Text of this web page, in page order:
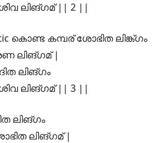
ലിങ്ഗമ് || 2 ||
കൊണ്ട കമ്പര് ശോഭിത ലിങ്ക്ഗം
ലിങ്ഗമ് |
ലിങ്ഗം
ലിങ്ഗമ് || 3 ||
ലിങ്ഗം
ലിങ്ഗമ് |